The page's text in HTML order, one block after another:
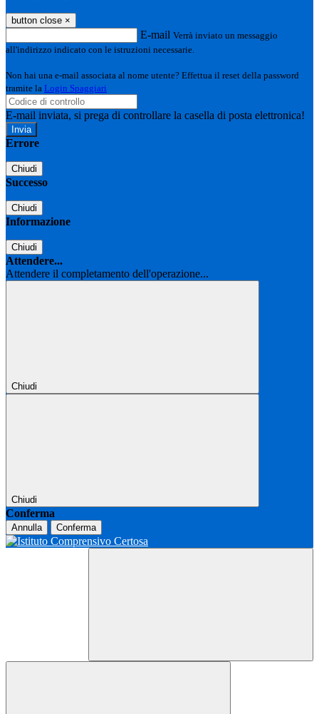
button close ×
E-mail Verrà inviato un messaggio
all'indirizzo indicato con le istruzioni necessarie.
Non hai una e-mail associata al nome utente? Effettua il reset della password
tramite la Login Spaggiari
E-mail inviata, si prega di controllare la casella di posta elettronica!
Errore
Chiudi
Successo
Chiudi
Informazione
Chiudi
Attendere...
Attendere il completamento dell'operazione...
Chiudi
Chiudi
Conferma
Annulla Conferma